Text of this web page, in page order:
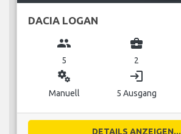
DACIA LOGAN
group
5
business_center
2
miscellaneous_services
Manuell
login
5 Ausgang
DETAILS ANZEIGEN...